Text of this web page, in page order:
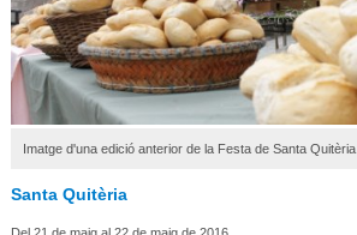
Imatge d'una edició anterior de la Festa de Santa Quitèria.
Santa Quitèria